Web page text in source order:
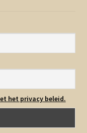
het privacy beleid.